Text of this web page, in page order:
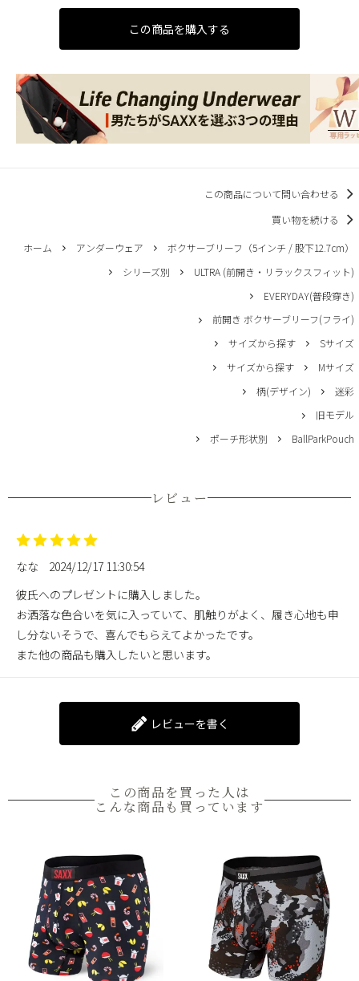
この商品を購入する
この商品について問い合わせる
買い物を続ける
ホーム アンダーウェア
ボクサーブリーフ（5インチ / 股下12.7cm）
シリーズ別
ULTRA (前開き・リラックスフィット)
EVERYDAY(普段穿き)
前開き ボクサーブリーフ(フライ)
サイズから探す
Sサイズ
サイズから探す
Mサイズ
柄(デザイン)
迷彩
旧モデル
ポーチ形状別
BallParkPouch
レビュー
なな
2024/12/17 11:30:54
彼氏へのプレゼントに購入しました。
お洒落な色合いを気に入っていて、肌触りがよく、履き心地も申
し分ないそうで、喜んでもらえてよかったです。
また他の商品も購入したいと思います。
レビューを書く
この商品を買った人は
こんな商品も買っています